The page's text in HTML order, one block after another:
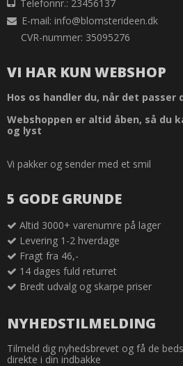
Telefonnr.: 23456137
E-mail: info@blomsterideen.dk
CVR-nummer: 35095276
VI HAR KUN WEBSHOP
Hos os handler du, når det passer
Webshoppen er altid åben, så du
og lyst
Vi pakker og sender med et smil
5 GODE GRUNDE
Altid 3000+ varenumre på lager
Levering 1-2 hverdage
Fragt fra 46,-
14 dages fuld returret
Bredt udvalg og skarpe priser
NYHEDSTILMELDING
Tilmeld dig nyhedsbrevet og få de
direkte i din indbakke